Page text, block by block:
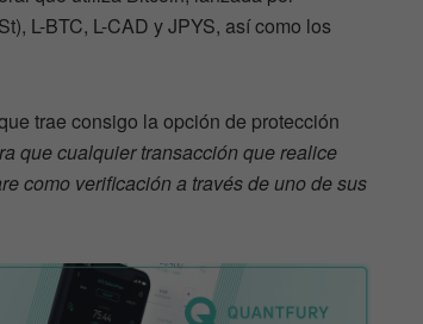
L-BTC, L-CAD y JPYS, así como los
trae consigo la opción de protección
que cualquier transacción que realice
como verificación a través de uno de sus